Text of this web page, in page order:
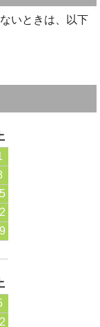
いときは、以下